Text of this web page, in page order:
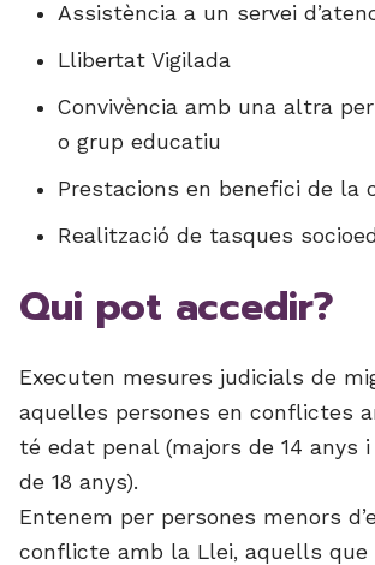
Assistència a un servei
Llibertat Vigilada
Convivència amb una altra
o grup educatiu
Prestacions en benefici de la
Realització de tasques
Qui pot accedir?
Executen mesures judicials de
aquelles persones en conflictes
té edat penal (majors de 14 anys
de 18 anys).
Entenem per persones menors
conflicte amb la Llei, aquells que